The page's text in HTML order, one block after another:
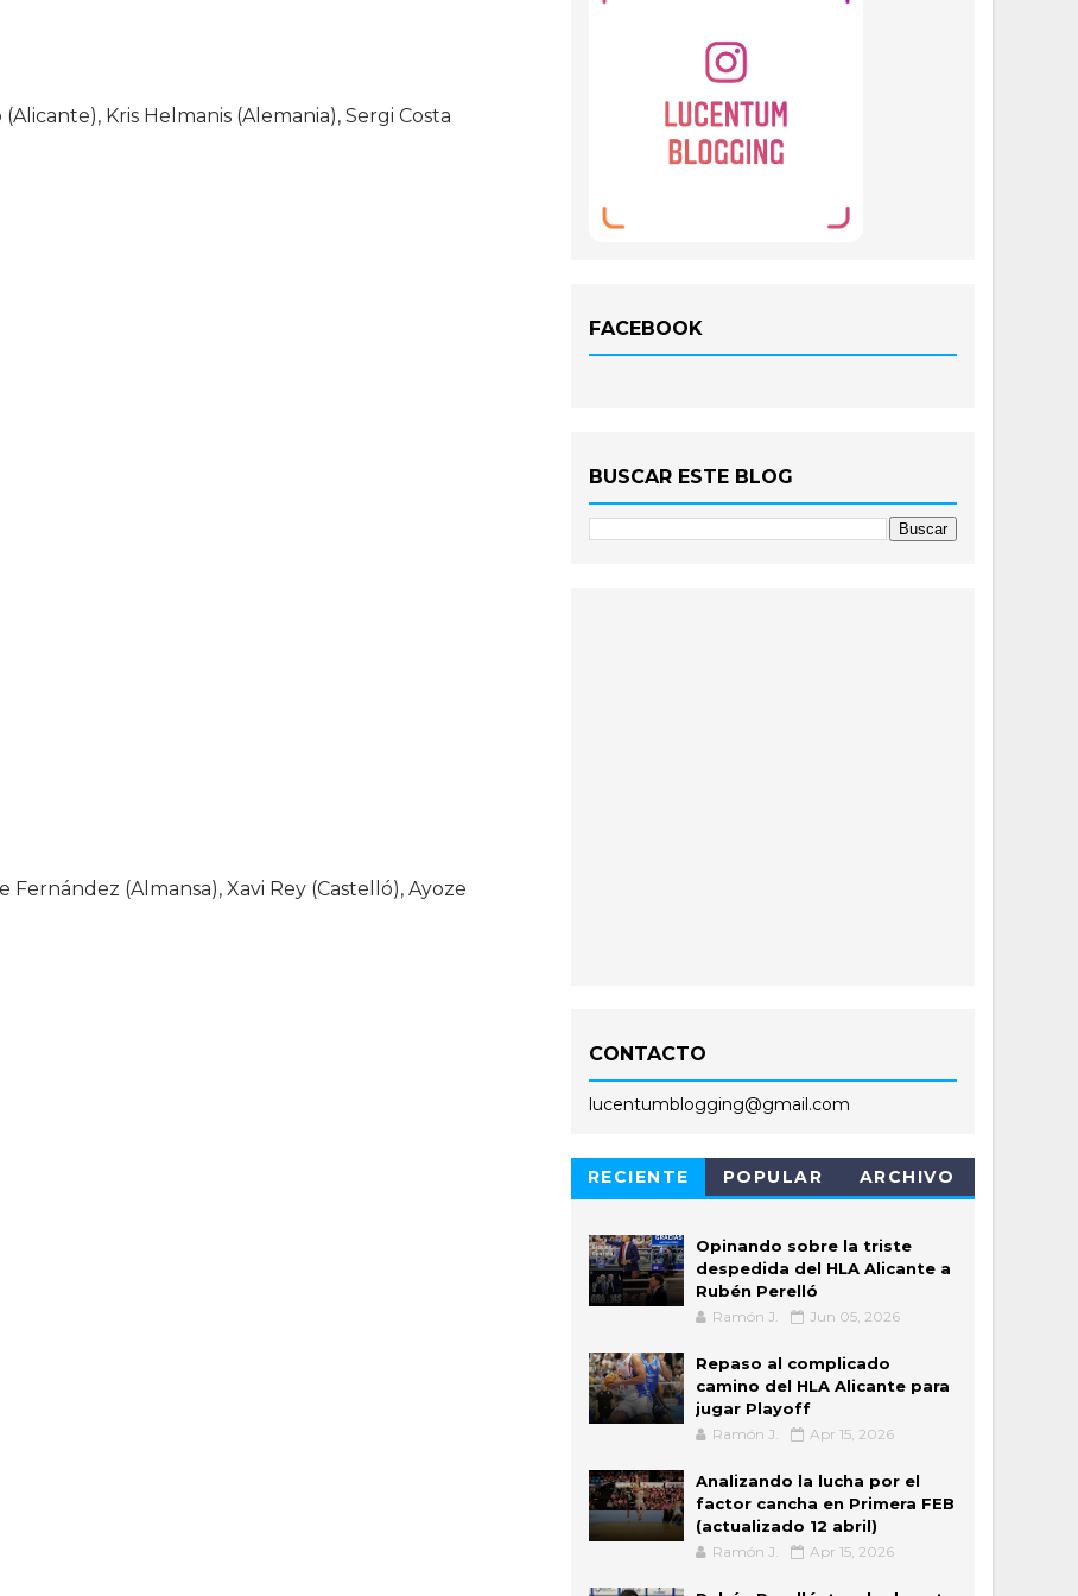
Kris Helmanis (Alemania), Sergi Costa
Fernández (Almansa), Xavi Rey (Castelló), Ayoze
FACEBOOK
BUSCAR ESTE BLOG
CONTACTO
lucentumblogging@gmail.com
RECIENTE POPULAR ARCHIVO
Opinando sobre la triste
despedida del HLA Alicante a
Rubén Perelló
Ramón J. Jun 05, 2026
Repaso al complicado
camino del HLA Alicante para
jugar Playoff
Ramón J. Apr 15, 2026
Analizando la lucha por el
factor cancha en Primera FEB
(actualizado 12 abril)
Ramón J. Apr 15, 2026